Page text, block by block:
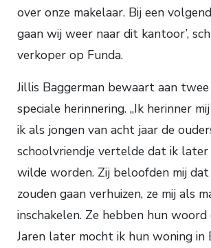
over onze makelaar. Bij een
gaan wij weer naar dit kantoor’,
verkoper op Funda.
Jillis Baggerman bewaart aan
speciale herinnering. ,,Ik herinner
ik als jongen van acht jaar de
schoolvriendje vertelde dat ik later
wilde worden. Zij beloofden mij
zouden gaan verhuizen, ze mij als
inschakelen. Ze hebben hun woord
Jaren later mocht ik hun woning in